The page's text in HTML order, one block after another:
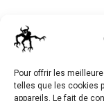
Pour offrir les
telles que les cookies
appareils. Le fait de